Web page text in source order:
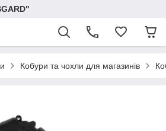
Кобури та чохли для магазинів